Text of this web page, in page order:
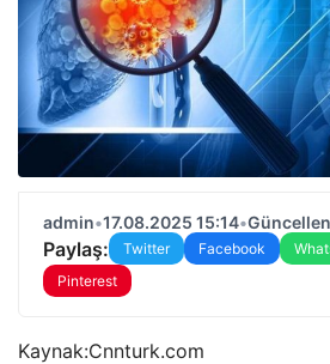
admin•17.08.2025 15:14•
Paylaş: Twitter Facebook
Pinterest
Kaynak:Cnnturk.com